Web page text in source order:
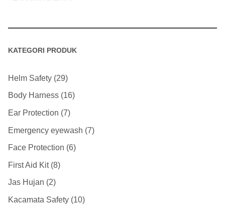
KATEGORI PRODUK
Helm Safety 29
Body Harness 16
Ear Protection 7
Emergency eyewash 7
Face Protection 6
First Aid Kit 8
Jas Hujan 2
Kacamata Safety 10